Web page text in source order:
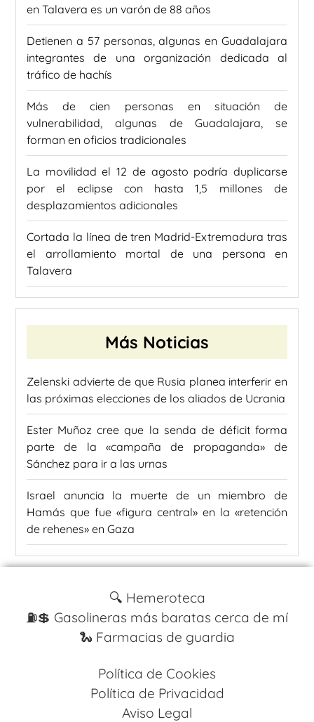
en Talavera es un varón de 88 años
Detienen a 57 personas, algunas en Guadalajara
integrantes de una organización dedicada al
tráfico de hachís
Más de cien personas en situación de
vulnerabilidad, algunas de Guadalajara, se
forman en oficios tradicionales
La movilidad el 12 de agosto podría duplicarse
por el eclipse con hasta 1,5 millones de
desplazamientos adicionales
Cortada la línea de tren Madrid-Extremadura tras
el arrollamiento mortal de una persona en
Talavera
Más Noticias
Zelenski advierte de que Rusia planea interferir en
las próximas elecciones de los aliados de Ucrania
Ester Muñoz cree que la senda de déficit forma
parte de la «campaña de propaganda» de
Sánchez para ir a las urnas
Israel anuncia la muerte de un miembro de
Hamás que fue «figura central» en la «retención
de rehenes» en Gaza
🔍 Hemeroteca
⛽️💲 Gasolineras más baratas cerca de mí
🐍 Farmacias de guardia
Política de Cookies
Política de Privacidad
Aviso Legal